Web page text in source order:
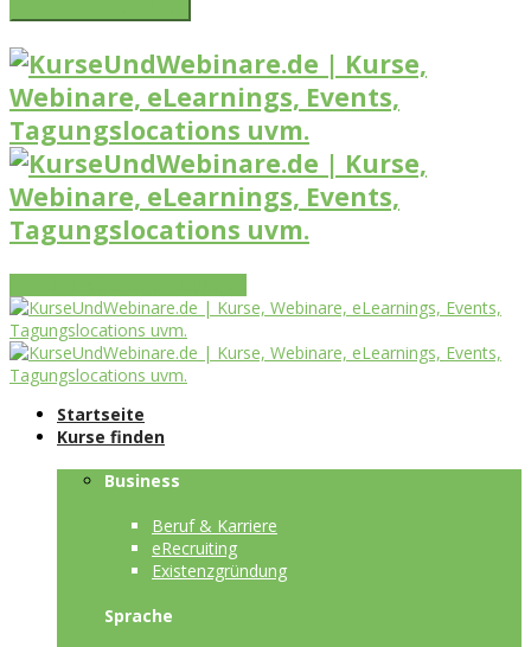
Startseite
Kurse finden
Business
Beruf & Karriere
eRecruiting
Existenzgründung
Sprache